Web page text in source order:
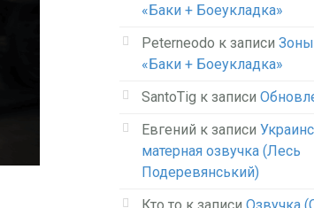
«Баки + Боеукладка»
Peterneodo к записи Зоны
«Баки + Боеукладка»
SantoTig к записи
Евгений к записи
матерная озвучка (Лесь
Подеревянський)